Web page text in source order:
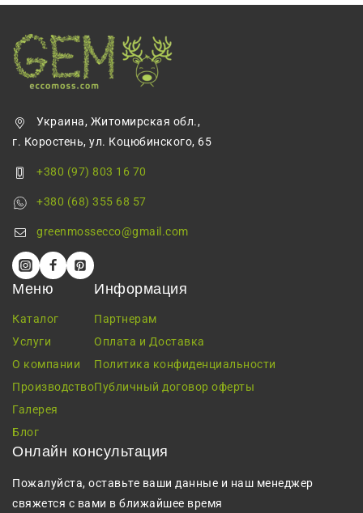
Украина, Житомирская обл.,
г. Коростень, ул. Коцюбинского, 65
+380 (97) 803 16 70
+380 (68) 355 68 57
greenmossecco@gmail.com
Меню
Каталог
Услуги
О компании
Производство
Галерея
Блог
Информация
Партнерам
Оплата и Доставка
Политика конфиденциальности
Публичный договор оферты
Онлайн консультация
Пожалуйста, оставьте ваши данные и наш менеджер
свяжется с вами в ближайшее время